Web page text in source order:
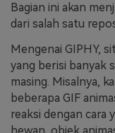
Bagian ini akan
dari salah satu
Mengenai GIPHY,
yang berisi banyak
masing. Misalnya,
beberapa GIF
reaksi dengan cara